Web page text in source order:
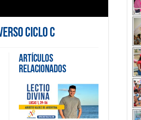
Ciclo C
Artículos
Relacionados